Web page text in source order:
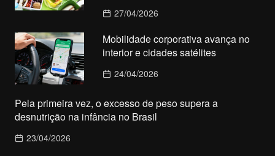
27/04/2026
Mobilidade corporativa avança no
interior e cidades satélites
24/04/2026
Pela primeira vez, o excesso de peso supera a
desnutrição na infância no Brasil
23/04/2026